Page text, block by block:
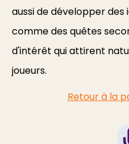
aussi de développer des
comme des quêtes
d'intérêt qui attirent
joueurs.
Retour à la